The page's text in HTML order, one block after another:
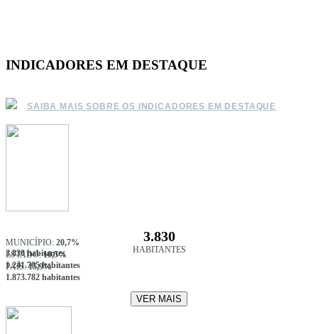
INDICADORES EM DESTAQUE
SAIBA MAIS SOBRE OS INDICADORES EM DESTAQUE
3.830
HABITANTES
MUNICÍPIO: 20,7%
3.830 habitantes
ESTADO:10,5%
1.241.705 habitantes
PAÍS:15,9%
1.873.782 habitantes
VER MAIS